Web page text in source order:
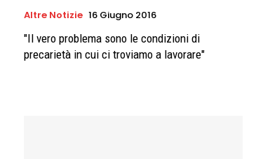
Altre Notizie 16 Giugno 2016
"Il vero problema sono le condizioni di
precarietà in cui ci troviamo a lavorare"